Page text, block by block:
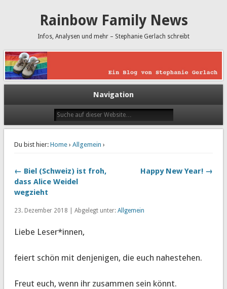
Rainbow Family News
Infos, Analysen und mehr – Stephanie Gerlach schreibt
Navigation
Du bist hier: Home› Allgemein ›
← Biel (Schweiz) ist froh,
dass Alice Weidel
wegzieht
Happy New Year! →
23. Dezember 2018 | Abgelegt unter: Allgemein
Liebe Leser*innen,
feiert schön mit denjenigen, die euch nahestehen.
Freut euch, wenn ihr zusammen sein könnt.